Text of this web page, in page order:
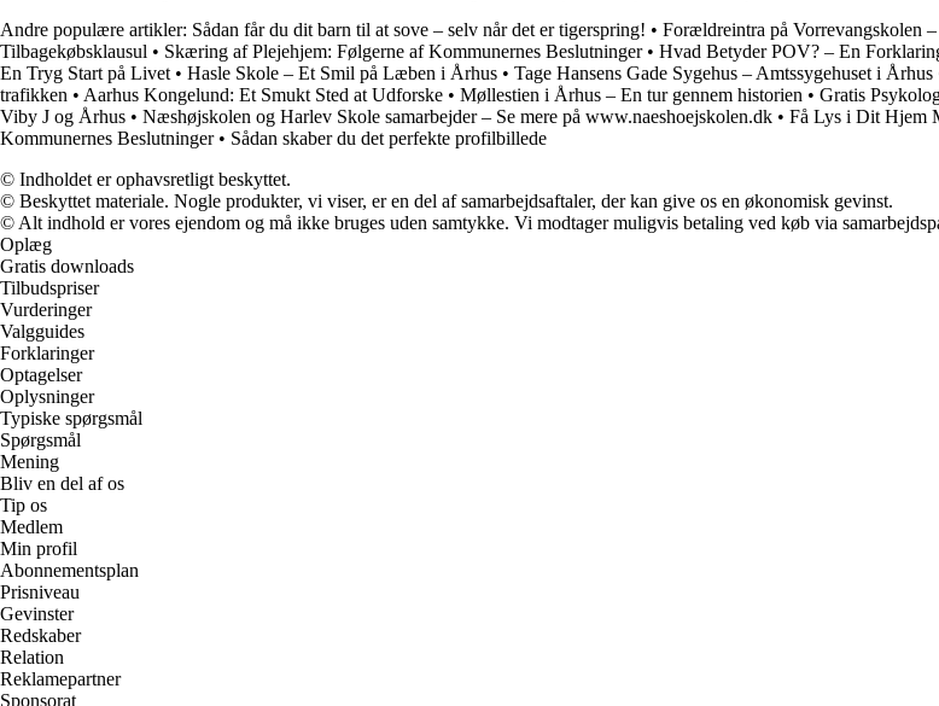
Andre populære artikler: Sådan får du dit barn til at sove – selv når det er tigerspring! • Forældreintra på Vorrevangskolen
Tilbagekøbsklausul • Skæring af Plejehjem: Følgerne af Kommunernes Beslutninger• Hvad Betyder POV? – En
En Tryg Start på Livet • Hasle Skole – Et Smil på Læben i Århus • Tage Hansens Gade Sygehus – Amtssygehuset i Århus
trafikken • Aarhus Kongelund: Et Smukt Sted at Udforske • Møllestien i Århus – En tur gennem historien • Gratis
Viby J og Århus • Næshøjskolen og Harlev Skole samarbejder – Se mere på www.naeshoejskolen.dk • Få Lys i Dit Hjem
Kommunernes Beslutninger• Sådan skaber du det perfekte profilbillede
© Indholdet er ophavsretligt beskyttet.
© Beskyttet materiale. Nogle produkter, vi viser, er en del af samarbejdsaftaler, der kan give os en økonomisk gevinst.
© Alt indhold er vores ejendom og må ikke bruges uden samtykke. Vi modtager muligvis betaling ved køb via
Oplæg
Gratis downloads
Tilbudspriser
Vurderinger
Valgguides
Forklaringer
Optagelser
Oplysninger
Typiske spørgsmål
Spørgsmål
Mening
Bliv en del af os
Tip os
Medlem
Min profil
Abonnementsplan
Prisniveau
Gevinster
Redskaber
Relation
Reklamepartner
Sponsorat